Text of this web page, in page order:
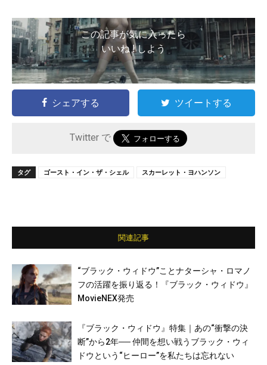
この記事が気に入ったら
いいね ! しよう
シェアする ツイートする
Twitter で
タグ ゴースト・イン・ザ・シェル スカーレット・ヨハンソン
関連記事
“ブラック・ウィドウ”ことナターシャ・ロマノ
フの活躍を振り返る！『ブラック・ウィドウ』
MovieNEX発売
『ブラック・ウィドウ』特集｜あの“衝撃の決
断”から2年── 仲間を想い戦うブラック・ウィ
ドウという“ヒーロー”を私たちは忘れない